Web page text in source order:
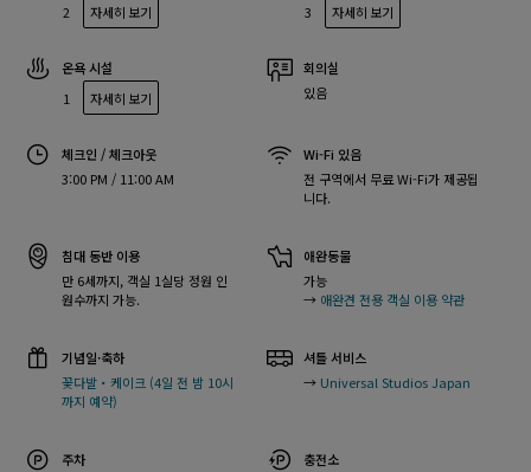
2
자세히 보기
3
자세히 보기
온욕 시설
1
자세히 보기
회의실
있음
체크인 / 체크아웃
3:00 PM / 11:00 AM
Wi-Fi 있음
전 구역에서 무료 Wi-Fi가 제공됩
니다.
침대 동반 이용
만 6세까지, 객실 1실당 정원 인
원수까지 가능.
애완동물
가능
→ 애완견 전용 객실 이용 약관
기념일·축하
꽃다발・케이크 (4일 전 밤 10시
까지 예약)
셔틀 서비스
→ Universal Studios Japan
주차
충전소